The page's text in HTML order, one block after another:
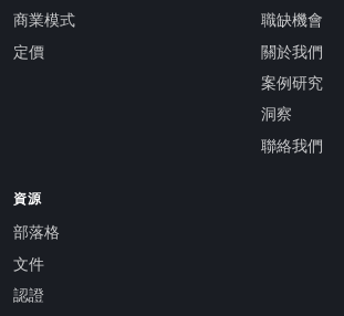
商業模式
定價
職缺機會
關於我們
案例研究
洞察
聯絡我們
資源
部落格
文件
認證